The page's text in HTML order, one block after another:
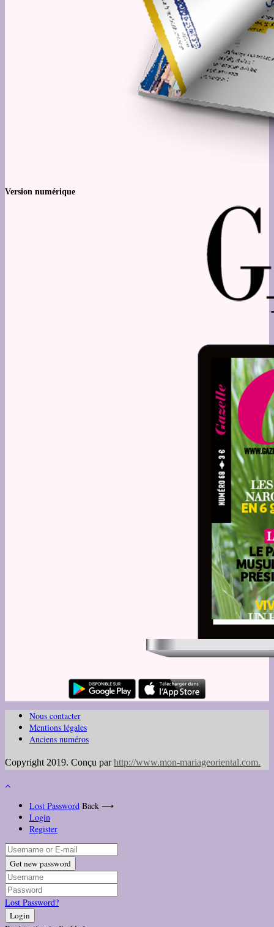
Version numérique
Nous contacter
Mentions légales
Anciens numéros
Copyright 2019. Conçu parhttp://www.mon-mariageoriental.com.
Lost Password Back ⟶
Login
Register
Get new password
Lost Password?
Login